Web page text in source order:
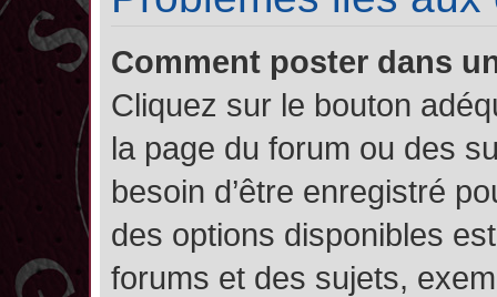
Comment poster dans
Cliquez sur le bouton
la page du forum ou des
besoin d’être enregistré
des options disponibles
forums et des sujets,